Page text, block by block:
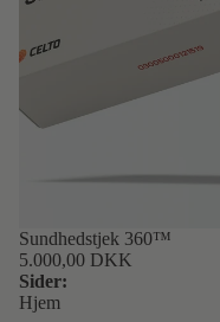
Sundhedstjek 360™
5.000,00 DKK
Sider:
Hjem